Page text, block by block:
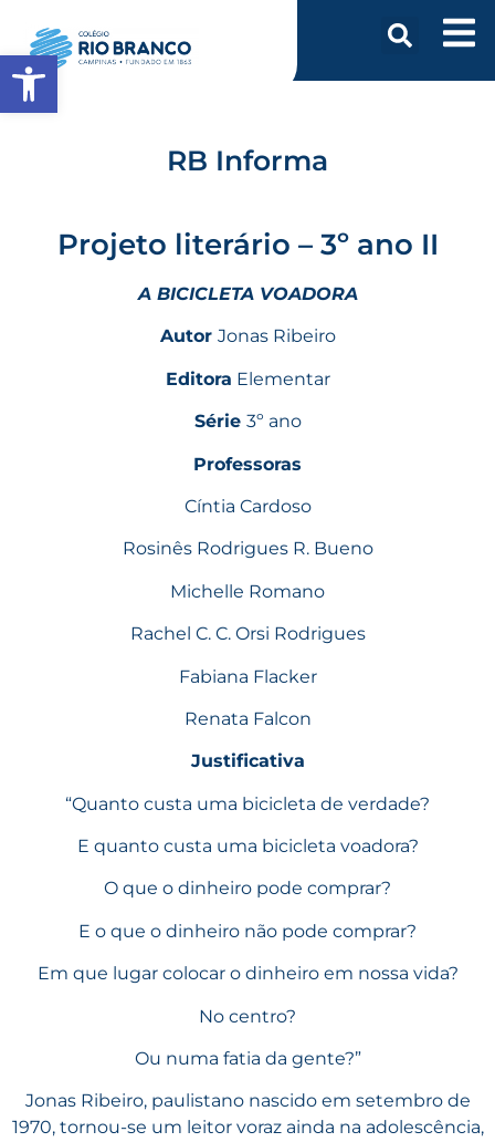
RB Informa
Projeto literário – 3º ano II
A BICICLETA VOADORA
Autor Jonas Ribeiro
Editora Elementar
Série 3º ano
Professoras
Cíntia Cardoso
Rosinês Rodrigues R. Bueno
Michelle Romano
Rachel C. C. Orsi Rodrigues
Fabiana Flacker
Renata Falcon
Justificativa
“Quanto custa uma bicicleta de verdade?
E quanto custa uma bicicleta voadora?
O que o dinheiro pode comprar?
E o que o dinheiro não pode comprar?
Em que lugar colocar o dinheiro em nossa vida?
No centro?
Ou numa fatia da gente?”
Jonas Ribeiro, paulistano nascido em setembro de
1970, tornou-se um leitor voraz ainda na adolescência,
Abrir a barra de ferramentas